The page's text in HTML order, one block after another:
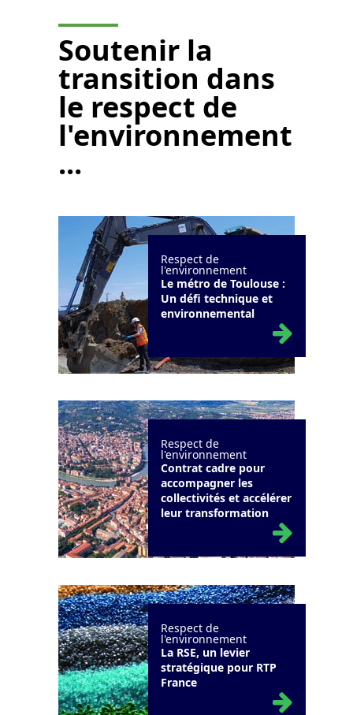
Soutenir la
transition dans
le respect de
l'environnement
...
Respect de
l'environnement
Le métro de Toulouse :
Un défi technique et
environnemental
Respect de
l'environnement
Contrat cadre pour
accompagner les
collectivités et accélérer
leur transformation
Respect de
l'environnement
La RSE, un levier
stratégique pour RTP
France